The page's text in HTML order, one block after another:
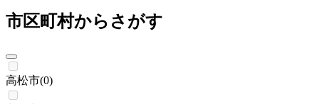
市区町村からさがす
高松市(0)